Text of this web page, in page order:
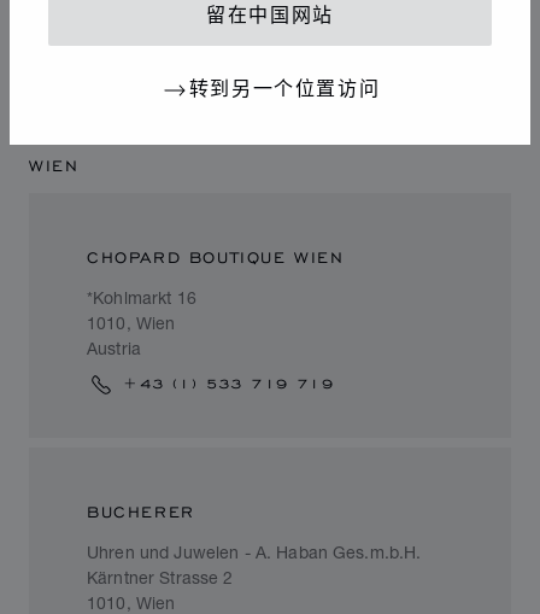
留在中国网站
转到另一个位置访问
WIEN
CHOPARD BOUTIQUE WIEN
*Kohlmarkt 16
1010, Wien
Austria
+43 (1) 533 719 719
BUCHERER
Uhren und Juwelen - A. Haban Ges.m.b.H.
Kärntner Strasse 2
1010, Wien